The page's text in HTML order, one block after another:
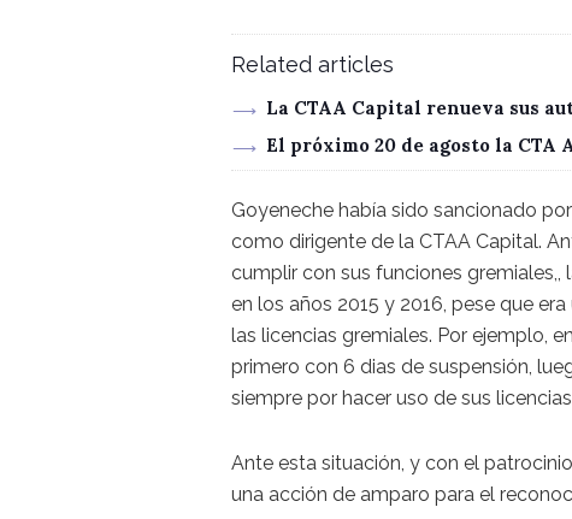
Related articles
La CTAA Capital renueva sus
El próximo 20 de agosto la
Goyeneche había sido sancionado
como dirigente de la CTAA Capital.
cumplir con sus funciones
en los años 2015 y 2016, pese que
las licencias gremiales. Por ejemplo,
primero con 6 dias de suspensión,
siempre por hacer uso de sus
Ante esta situación, y con el
una acción de amparo para el